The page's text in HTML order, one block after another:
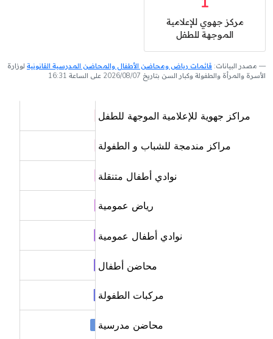
مركز جهوي للإعلامية
الموجهة للطفل
مصدر البيانات: قائمات رياض ومحاضن الأطفال والمحاضن المدرسية القانونية لوزارة
الأسرة والمرأة والطفولة وكبار السن بتاريخ 2026/08/07 على الساعة 16:31